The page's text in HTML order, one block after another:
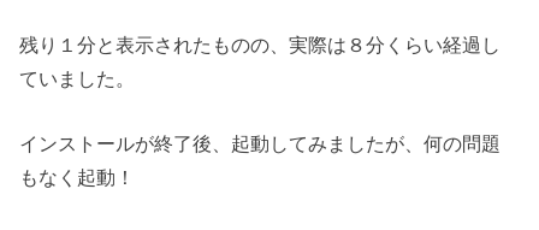
残り１分と表示されたものの、実際は８分くらい経過し
ていました。
インストールが終了後、起動してみましたが、何の問題
もなく起動！